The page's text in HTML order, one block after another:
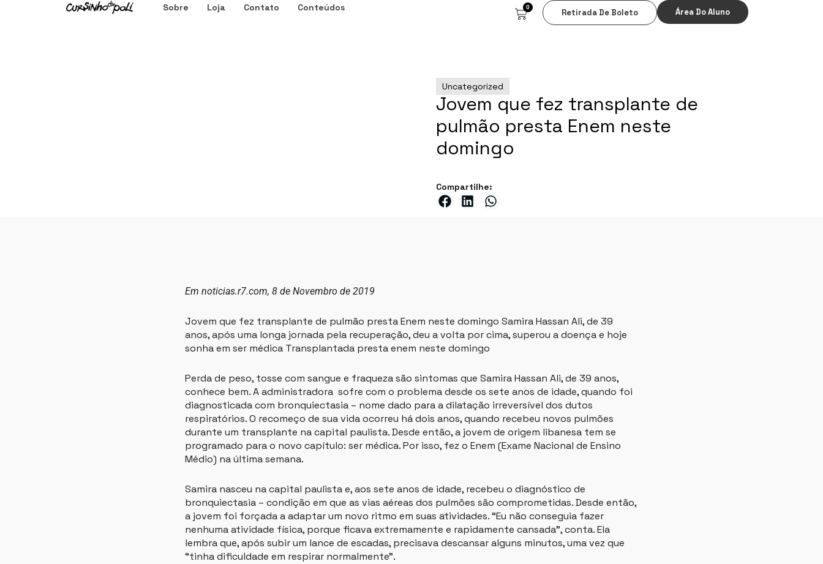
Sobre Loja Contato Conteúdos 0
Retirada De Boleto Área Do Aluno
Uncategorized
Jovem que fez transplante de
pulmão presta Enem neste
domingo
Compartilhe:
Em noticias.r7.com, 8 de Novembro de 2019
Jovem que fez transplante de pulmão presta Enem neste domingo Samira Hassan Ali, de 39
anos, após uma longa jornada pela recuperação, deu a volta por cima, superou a doença e hoje
sonha em ser médica Transplantada presta enem neste domingo
Perda de peso, tosse com sangue e fraqueza são sintomas que Samira Hassan Ali, de 39 anos,
conhece bem. A administradora sofre com o problema desde os sete anos de idade, quando foi
diagnosticada com bronquiectasia – nome dado para a dilatação irreversível dos dutos
respiratórios. O recomeço de sua vida ocorreu há dois anos, quando recebeu novos pulmões
durante um transplante na capital paulista. Desde então, a jovem de origem libanesa tem se
programado para o novo capítulo: ser médica. Por isso, fez o Enem (Exame Nacional de Ensino
Médio) na última semana.
Samira nasceu na capital paulista e, aos sete anos de idade, recebeu o diagnóstico de
bronquiectasia – condição em que as vias aéreas dos pulmões são comprometidas. Desde então,
a jovem foi forçada a adaptar um novo ritmo em suas atividades. “Eu não conseguia fazer
nenhuma atividade física, porque ficava extremamente e rapidamente cansada”, conta. Ela
lembra que, após subir um lance de escadas, precisava descansar alguns minutos, uma vez que
“tinha dificuldade em respirar normalmente”.